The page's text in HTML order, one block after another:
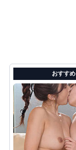
おすすめ